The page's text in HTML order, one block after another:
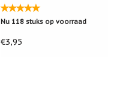
Nu 118 stuks op voorraad
€3,95